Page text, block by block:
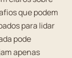
que podem
para lidar
pode
apenas